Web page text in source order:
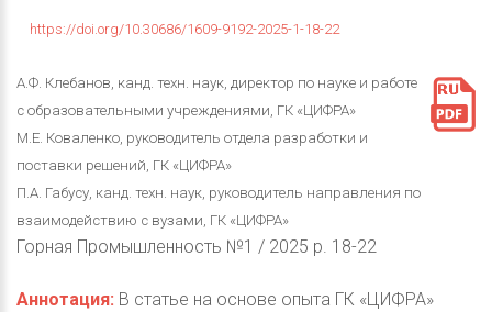
https://doi.org/10.30686/1609-9192-2025-1-18-22
А.Ф. Клебанов, канд. техн. наук, директор по науке и работе
с образовательными учреждениями, ГК «ЦИФРА»
М.Е. Коваленко, руководитель отдела разработки и
поставки решений, ГК «ЦИФРА»
П.А. Габусу, канд. техн. наук, руководитель направления по
взаимодействию с вузами, ГК «ЦИФРА»
Горная Промышленность №1 / 2025 p. 18-22
Аннотация: В статье на основе опыта ГК «ЦИФРА»